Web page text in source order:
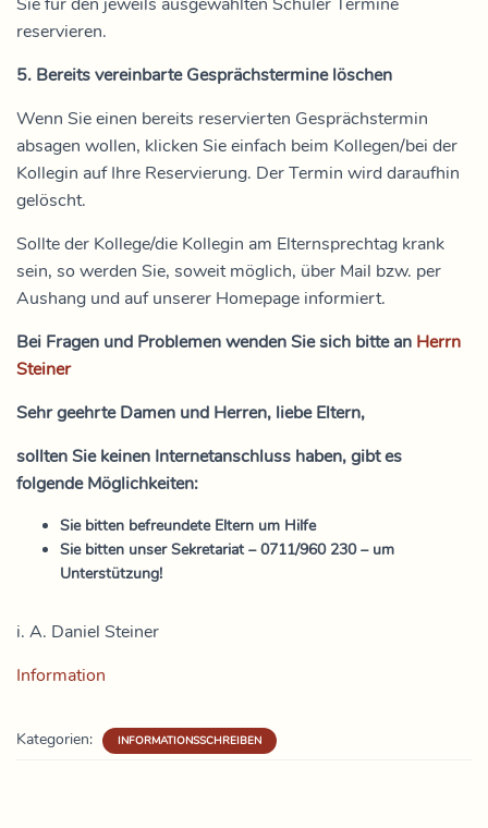
reservieren.
5. Bereits vereinbarte Gesprächstermine löschen
Wenn Sie einen bereits reservierten Gesprächstermin
absagen wollen, klicken Sie einfach beim Kollegen/bei der
Kollegin auf Ihre Reservierung. Der Termin wird daraufhin
gelöscht.
Sollte der Kollege/die Kollegin am Elternsprechtag krank
sein, so werden Sie, soweit möglich, über Mail bzw. per
Aushang und auf unserer Homepage informiert.
Bei Fragen und Problemen wenden Sie sich bitte an Herrn
Steiner
Sehr geehrte Damen und Herren, liebe Eltern,
sollten Sie keinen Internetanschluss haben, gibt es
folgende Möglichkeiten:
Sie bitten befreundete Eltern um Hilfe
Sie bitten unser Sekretariat – 0711/960 230 – um
Unterstützung!
i. A. Daniel Steiner
Information
Kategorien: INFORMATIONSSCHREIBEN